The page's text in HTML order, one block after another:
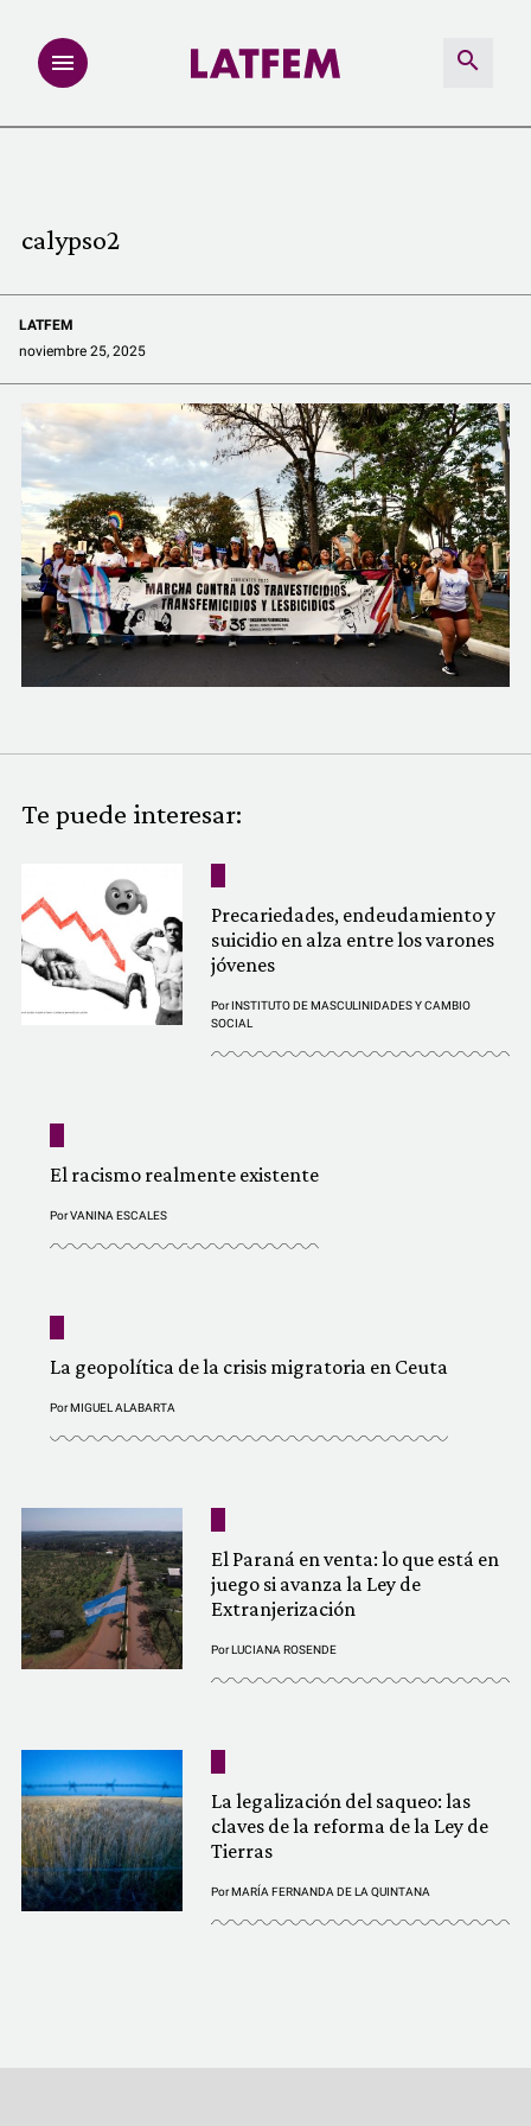
REDACCIÓN ABIERTA
LATFEMLAB.
PRODUCTOS
COMUNIDAD
QUIÉNES SOMOS
calypso2
LATFEM
noviembre 25, 2025
Te puede interesar:
Precariedades, endeudamiento y
suicidio en alza entre los varones
jóvenes
Por INSTITUTO DE MASCULINIDADES Y CAMBIO
SOCIAL
El racismo realmente existente
PorVANINA ESCALES
La geopolítica de la crisis migratoria en Ceuta
PorMIGUEL ALABARTA
El Paraná en venta: lo que está en
juego si avanza la Ley de
Extranjerización
PorLUCIANA ROSENDE
La legalización del saqueo: las
claves de la reforma de la Ley de
Tierras
PorMARÍA FERNANDA DE LA QUINTANA